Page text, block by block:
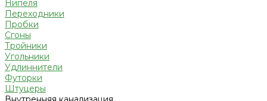
Нипеля
Переходники
Пробки
Сгоны
Тройники
Угольники
Удлиннители
Футорки
Штуцеры